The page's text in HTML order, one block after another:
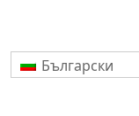
Български